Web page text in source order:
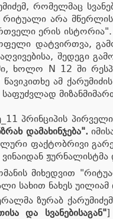
რომელმაც
არა მწერლის
ერის
დატვირთვა,
შედეგი
ხოლო N 12 ში
ამ
პრინციპის
დამახინჯება".
ფაქტობრივი
მიხედვით
სახით ნახეს უილიამ
ზურაბ
და სვანებისაგან"]